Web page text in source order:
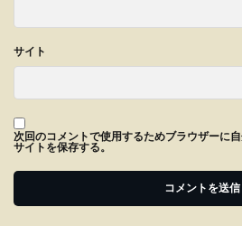
サイト
次回のコメントで使用するためブラウザーに
サイトを保存する。